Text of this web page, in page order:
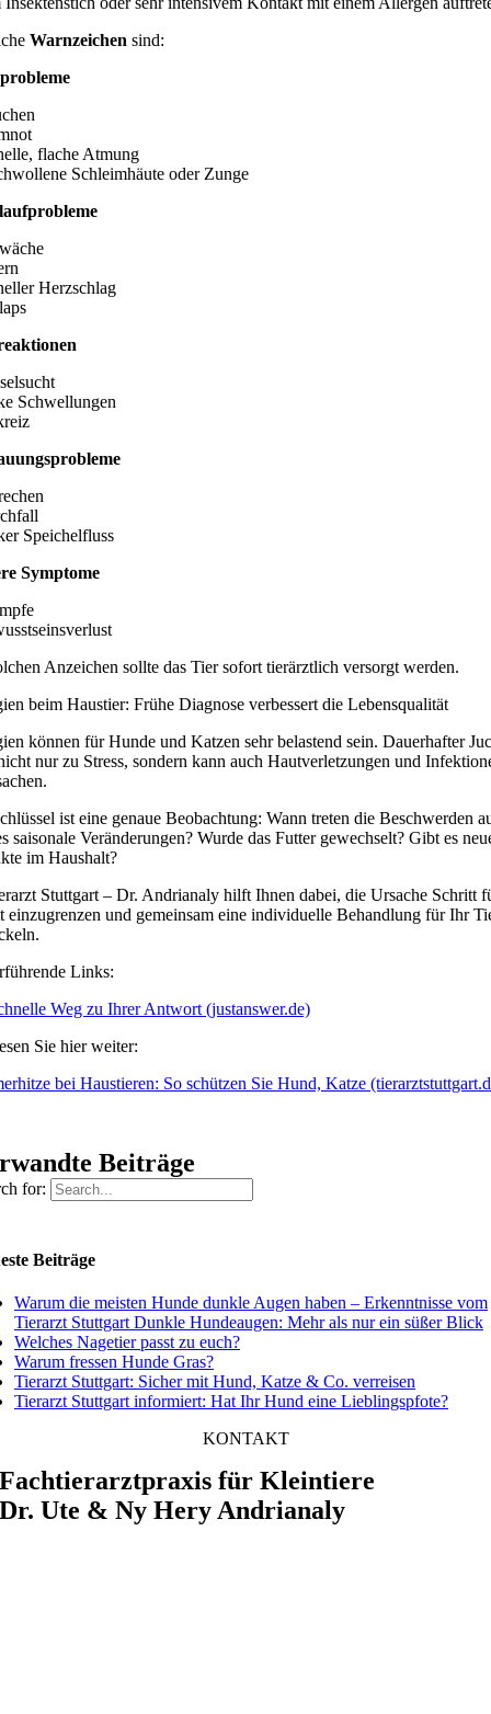
Warnzeichen sind:
flache Atmung
Schleimhäute oder Zunge
Herzschlag
Schwellungen
Speichelfluss
Symptome
Anzeichen sollte das Tier sofort tierärztlich versorgt werden.
beim Haustier: Frühe Diagnose verbessert die Lebensqualität
können für Hunde und Katzen sehr belastend sein. Dauerhafter
nur zu Stress, sondern kann auch Hautverletzungen und
ist eine genaue Beobachtung: Wann treten die Beschwerden
saisonale Veränderungen? Wurde das Futter gewechselt? Gibt es
im Haushalt?
Stuttgart – Dr. Andrianaly hilft Ihnen dabei, die Ursache Schritt
einzugrenzen und gemeinsam eine individuelle Behandlung für Ihr
Links:
Weg zu Ihrer Antwort (justanswer.de)
Sie hier weiter:
bei Haustieren: So schützen Sie Hund, Katze
Beiträge
for:
Beiträge
Warum die meisten Hunde dunkle Augen haben – Erkenntnisse vom
Tierarzt Stuttgart Dunkle Hundeaugen: Mehr als nur ein süßer Blick
Welches Nagetier passt zu euch?
Warum fressen Hunde Gras?
Tierarzt Stuttgart: Sicher mit Hund, Katze & Co. verreisen
Tierarzt Stuttgart informiert: Hat Ihr Hund eine Lieblingspfote?
KONTAKT
Fachtierarztpraxis für Kleintiere
Dr. Ute & Ny Hery Andrianaly